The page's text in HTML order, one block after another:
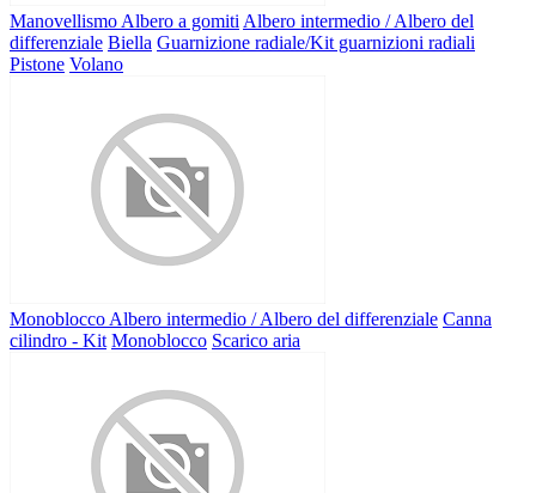
Manovellismo Albero a gomiti Albero intermedio / Albero del
differenziale Biella Guarnizione radiale/Kit guarnizioni radiali
Pistone Volano
Monoblocco Albero intermedio / Albero del differenziale Canna
cilindro - Kit Monoblocco Scarico aria